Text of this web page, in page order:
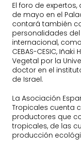
El foro de
de mayo en el
contará también
personalidades
internacional,
CEBAS-CESIC,
Vegetal por la
doctor en el
de Israel.
La Asociación
Tropicales cuenta
productores que
tropicales, de las
producción